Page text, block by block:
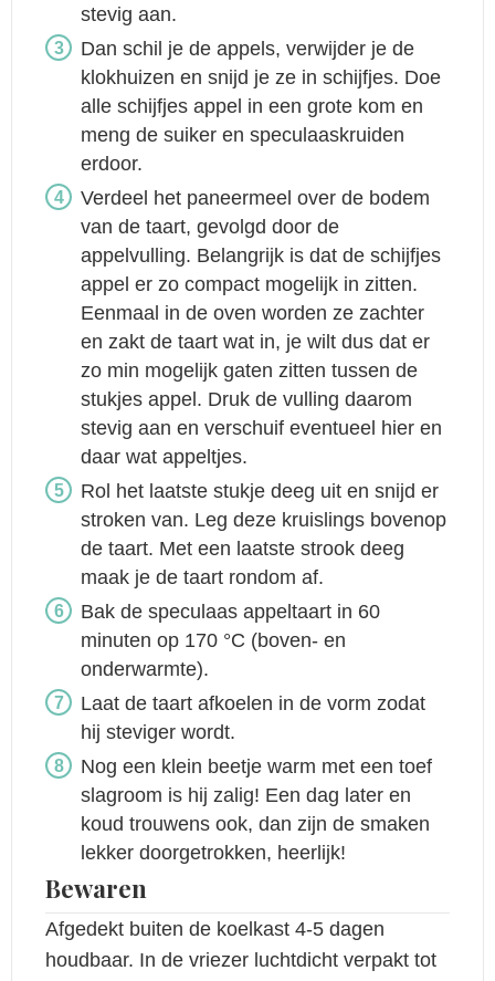
stevig aan.
Dan schil je de appels, verwijder je de
klokhuizen en snijd je ze in schijfjes. Doe
alle schijfjes appel in een grote kom en
meng de suiker en speculaaskruiden
erdoor.
Verdeel het paneermeel over de bodem
van de taart, gevolgd door de
appelvulling. Belangrijk is dat de schijfjes
appel er zo compact mogelijk in zitten.
Eenmaal in de oven worden ze zachter
en zakt de taart wat in, je wilt dus dat er
zo min mogelijk gaten zitten tussen de
stukjes appel. Druk de vulling daarom
stevig aan en verschuif eventueel hier en
daar wat appeltjes.
Rol het laatste stukje deeg uit en snijd er
stroken van. Leg deze kruislings bovenop
de taart. Met een laatste strook deeg
maak je de taart rondom af.
Bak de speculaas appeltaart in 60
minuten op 170 °C (boven- en
onderwarmte).
Laat de taart afkoelen in de vorm zodat
hij steviger wordt.
Nog een klein beetje warm met een toef
slagroom is hij zalig! Een dag later en
koud trouwens ook, dan zijn de smaken
lekker doorgetrokken, heerlijk!
Bewaren
Afgedekt buiten de koelkast 4-5 dagen
houdbaar. In de vriezer luchtdicht verpakt tot